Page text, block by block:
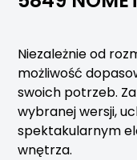
Niezależnie od
możliwość
swoich potrzeb.
wybranej wersji,
spektakularnym
wnętrza.